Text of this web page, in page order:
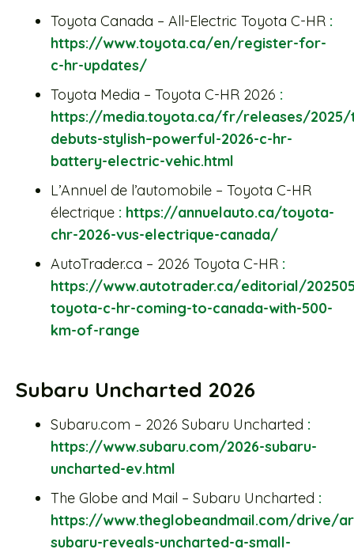
Toyota Canada – All-Electric Toyota C-HR :
https://www.toyota.ca/en/register-for-
c-hr-updates/
Toyota Media – Toyota C-HR 2026 :
https://media.toyota.ca/fr/releases/
debuts-stylish–powerful-2026-c-hr-
battery-electric-vehic.html
L’Annuel de l’automobile – Toyota C-HR
électrique : https://annuelauto.ca/toyota-
chr-2026-vus-electrique-canada/
AutoTrader.ca – 2026 Toyota C-HR :
https://www.autotrader.ca/editorial/
toyota-c-hr-coming-to-canada-with-500-
km-of-range
Subaru Uncharted 2026
Subaru.com – 2026 Subaru Uncharted :
https://www.subaru.com/2026-subaru-
uncharted-ev.html
The Globe and Mail – Subaru Uncharted :
https://www.theglobeandmail.com/drive/
subaru-reveals-uncharted-a-small-